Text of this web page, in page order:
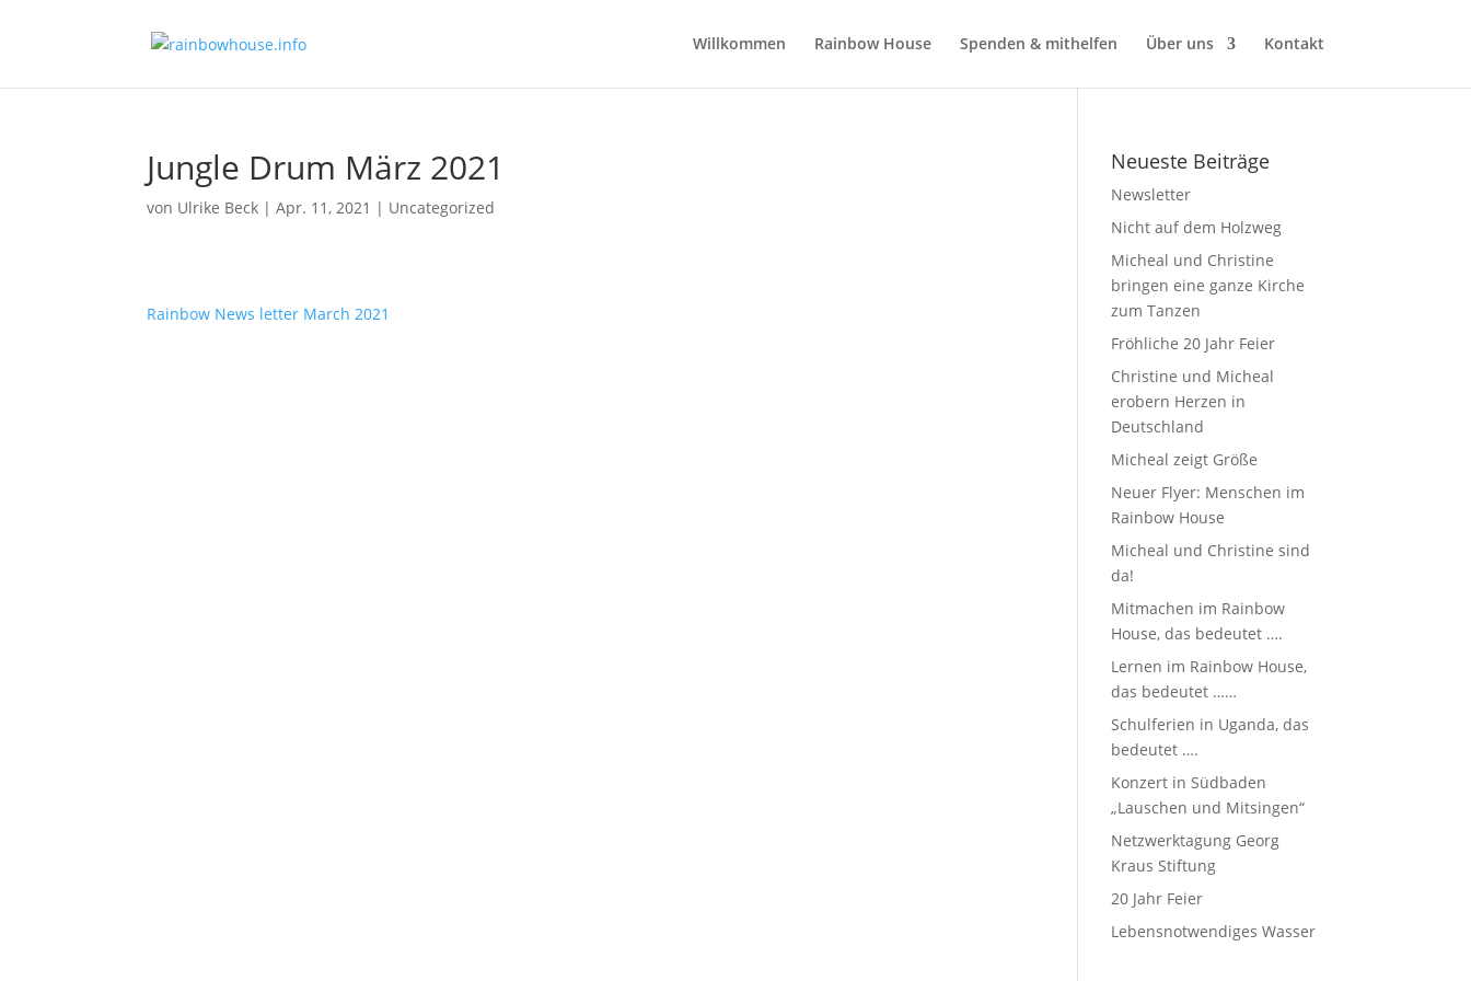
Willkommen Rainbow House Spenden & mithelfen Über uns Kontakt
Jungle Drum März 2021
von Ulrike Beck |Apr. 11, 2021 | Uncategorized
Rainbow News letter March 2021
Neueste Beiträge
Newsletter
Nicht auf dem Holzweg
Micheal und Christine
bringen eine ganze Kirche
zum Tanzen
Fröhliche 20 Jahr Feier
Christine und Micheal
erobern Herzen in
Deutschland
Micheal zeigt Größe
Neuer Flyer: Menschen im
Rainbow House
Micheal und Christine sind
da!
Mitmachen im Rainbow
House, das bedeutet ….
Lernen im Rainbow House,
das bedeutet ……
Schulferien in Uganda, das
bedeutet ….
Konzert in Südbaden
„Lauschen und Mitsingen“
Netzwerktagung Georg
Kraus Stiftung
20 Jahr Feier
Lebensnotwendiges Wasser